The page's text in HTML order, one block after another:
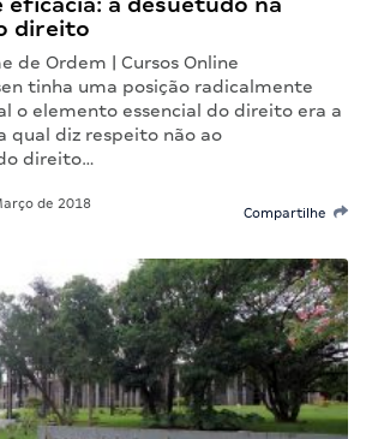
direito
de Ordem | Cursos Online
tinha uma posição radicalmente
o elemento essencial do direito era a
qual diz respeito não ao
direito…
de 2018
Compartilhe